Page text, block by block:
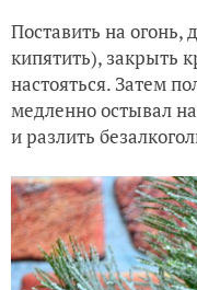
Поставить на огонь,
кипятить), закрыть
настояться. Затем
медленно остывал
и разлить